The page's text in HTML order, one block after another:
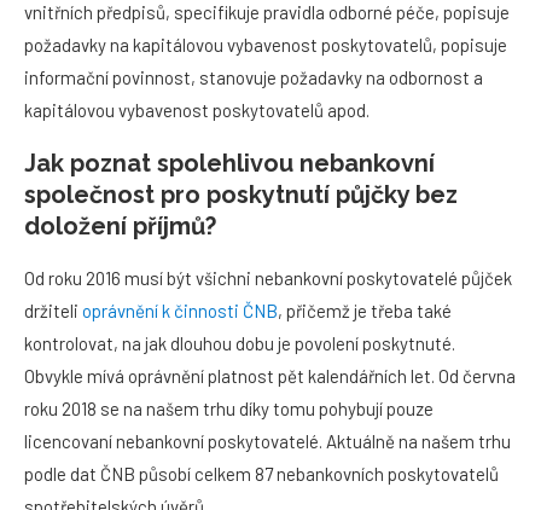
vnitřních předpisů, specifikuje pravidla odborné péče, popisuje
požadavky na kapitálovou vybavenost poskytovatelů, popisuje
informační povinnost, stanovuje požadavky na odbornost a
kapitálovou vybavenost poskytovatelů apod.
Jak poznat spolehlivou nebankovní
společnost pro poskytnutí půjčky bez
doložení příjmů?
Od roku 2016 musí být všichni nebankovní poskytovatelé půjček
držiteli oprávnění k činnosti ČNB, přičemž je třeba také
kontrolovat, na jak dlouhou dobu je povolení poskytnuté.
Obvykle mívá oprávnění platnost pět kalendářních let. Od června
roku 2018 se na našem trhu díky tomu pohybují pouze
licencovaní nebankovní poskytovatelé. Aktuálně na našem trhu
podle dat ČNB působí celkem 87 nebankovních poskytovatelů